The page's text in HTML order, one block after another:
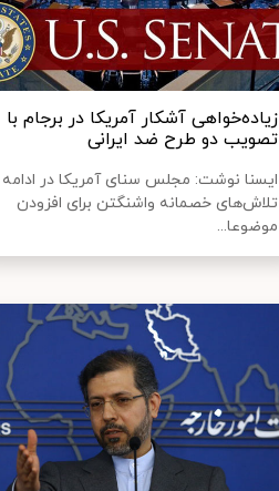
زیاده‌خواهی آشکار آمریکا در برجام با
تصویب دو طرح ضد ایرانی
ایسنا نوشت: مجلس سنای آمریکا در ادامه
تلاش‌های خصمانه واشنگتن برای افزودن
موضوعا...